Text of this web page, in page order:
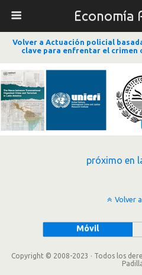
Economía
Volver a Actuación policial
clave para enfrentar el
próximo en
Volver
Móvil
Copyright © 2008-2023 · Todos los